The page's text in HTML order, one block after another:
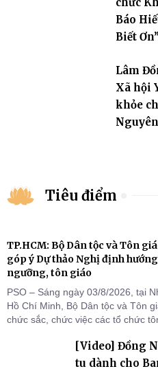
Báo
Biết Ơn”
Lâm
Xã hội
khỏe
Tiêu điểm
TP.HCM: Bộ Dân tộc và Tôn
góp ý Dự thảo Nghị định
ngưỡng, tôn giáo
PSO – Sáng ngày 03/8/2026, tại
Hồ Chí Minh, Bộ Dân tộc và Tôn
chức sắc, chức việc các tổ chức
góp ý hoàn thiện hồ sơ Dự thảo
điều và biện pháp để tổ chức
[Video] Đồng
tu dành cho